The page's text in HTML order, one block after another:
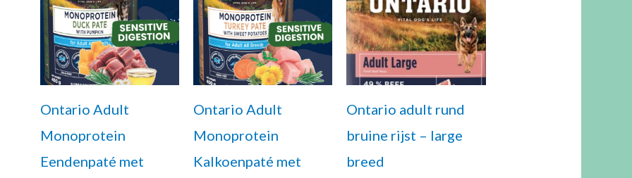
Ontario Adult
Monoprotein
Eendenpaté met
Ontario Adult
Monoprotein
Kalkoenpaté met
Ontario adult rund
bruine rijst – large
breed